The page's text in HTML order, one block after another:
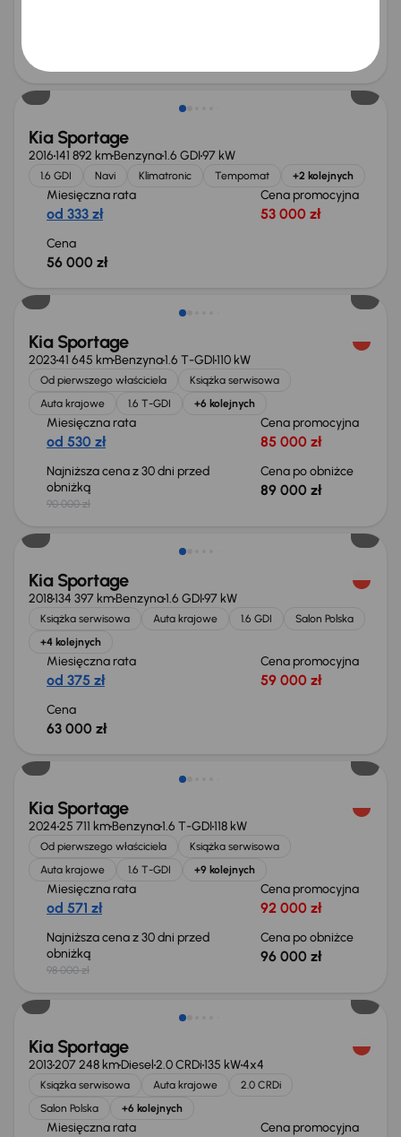
Kia Sportage
2016141 892 kmBenzyna1.6 GDI97 kW
1.6 GDI Navi Klimatronic Tempomat +2 kolejnych
Miesięczna rata
od 333 zł
Cena promocyjna
53 000 zł
Cena
56 000 zł
Taniej o 1 000 zł
Kia Sportage
202341 645 kmBenzyna1.6 T-GDI110 kW
Od pierwszego właściciela
Książka serwisowa
Auta krajowe
1.6 T-GDI +6 kolejnych
Miesięczna rata
od 530 zł
Cena promocyjna
85 000 zł
Najniższa cena z 30 dni przed
obniżką
90 000 zł
Cena po obniżce
89 000 zł
Kia Sportage
2018134 397 kmBenzyna1.6 GDI97 kW
Książka serwisowa Auta krajowe 1.6 GDI
Salon Polska
+4 kolejnych
Miesięczna rata
od 375 zł
Cena promocyjna
59 000 zł
Cena
63 000 zł
Taniej o 2 000 zł
Kia Sportage
202425 711 kmBenzyna1.6 T-GDI118 kW
Od pierwszego właściciela
Książka serwisowa
Auta krajowe
1.6 T-GDI +9 kolejnych
Miesięczna rata
od 571 zł
Cena promocyjna
92 000 zł
Najniższa cena z 30 dni przed
obniżką
98 000 zł
Cena po obniżce
96 000 zł
Taniej o 500 zł
Kia Sportage
2013207 248 kmDiesel2.0 CRDi135 kW4x4
Książka serwisowa Auta krajowe
2.0 CRDi
Salon Polska
+6 kolejnych
Miesięczna rata Cena promocyjna